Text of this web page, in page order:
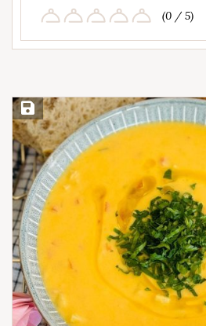
(0 / 5)
Save Recipe